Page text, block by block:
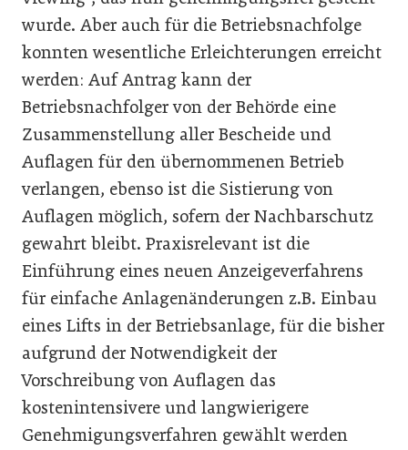
wurde. Aber auch für die Betriebsnachfolge
konnten wesentliche Erleichterungen erreicht
werden: Auf Antrag kann der
Betriebsnachfolger von der Behörde eine
Zusammenstellung aller Bescheide und
Auflagen für den übernommenen Betrieb
verlangen, ebenso ist die Sistierung von
Auflagen möglich, sofern der Nachbarschutz
gewahrt bleibt. Praxisrelevant ist die
Einführung eines neuen Anzeigeverfahrens
für einfache Anlagenänderungen z.B. Einbau
eines Lifts in der Betriebsanlage, für die bisher
aufgrund der Notwendigkeit der
Vorschreibung von Auflagen das
kostenintensivere und langwierigere
Genehmigungsverfahren gewählt werden